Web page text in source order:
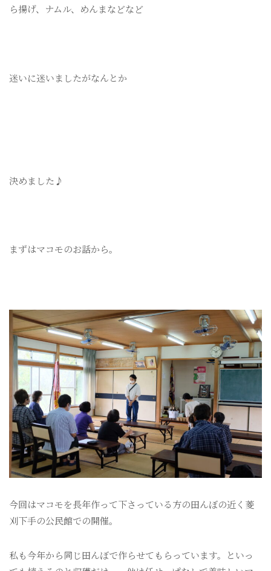
ら揚げ、ナムル、めんまなどなど
迷いに迷いましたがなんとか
決めました♪
まずはマコモのお話から。
今回はマコモを長年作って下さっている方の田んぼの近く菱
刈下手の公民館での開催。
私も今年から同じ田んぼで作らせてもらっています。といっ